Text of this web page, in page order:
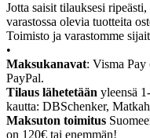
Jotta saisit tilauksesi
varastossa olevia tuotteita
Toimisto ja varastomme
•
Maksukanavat: Visma
PayPal.
Tilaus lähetetään yleensä
kautta: DBSchenker,
Maksuton toimitus
on 120€ tai enemmän!